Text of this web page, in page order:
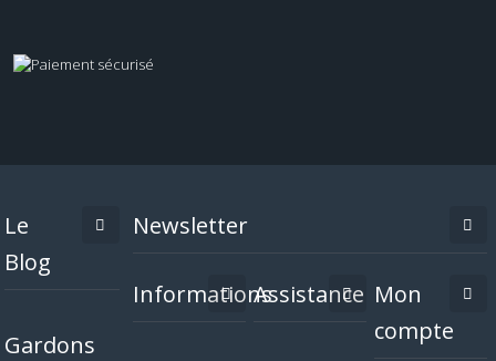
Le
Blog
Gardons
Newsletter
InformationsAssistance Mon
compte